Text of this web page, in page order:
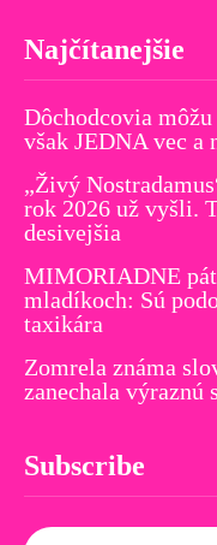
Najčítanejšie
Dôchodcovia
však JEDNA vec a
„Živý
rok 2026 už vyšli.
desivejšia
MIMORIADNE
mladíkoch: Sú
taxikára
Zomrela známa
zanechala výraznú
Subscribe